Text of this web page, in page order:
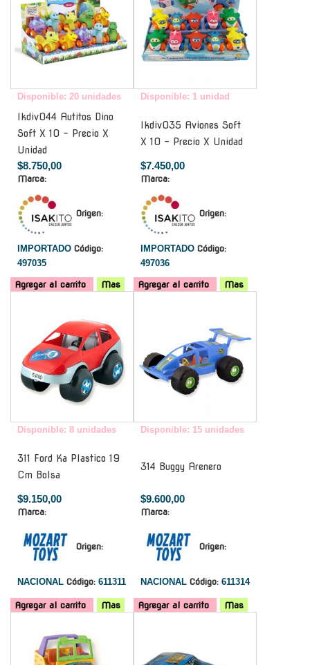
Disponible: 20 unidades
Ikdiv044 Autitos Dino
Soft X 10 - Precio X
Unidad
$8.750,00
Marca:
Origen:
IMPORTADO Código:
497035
Agregar al carrito Mas
Disponible: 1 unidad
Ikdiv035 Aviones Soft
X 10 - Precio X Unidad
$7.450,00
Marca:
Origen:
IMPORTADO Código:
497036
Agregar al carrito
Mas
Disponible: 8 unidades
311 Ford Ka Plastico 19
Cm Bolsa
$9.150,00
Marca:
Origen:
NACIONAL Código: 611311
Agregar al carrito Mas
Disponible: 15 unidades
314 Buggy Arenero
$9.600,00
Marca:
Origen:
NACIONAL Código: 611314
Agregar al carrito
Mas